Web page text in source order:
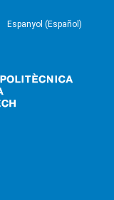
Espanyol (Español)